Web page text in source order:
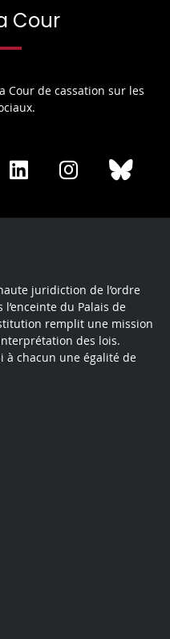
Cour
Cour de cassation sur les
Share
LinkedIn
Share
Instagram
juridiction de l’ordre
du Palais de
remplit une mission
des lois.
à chacun une égalité de